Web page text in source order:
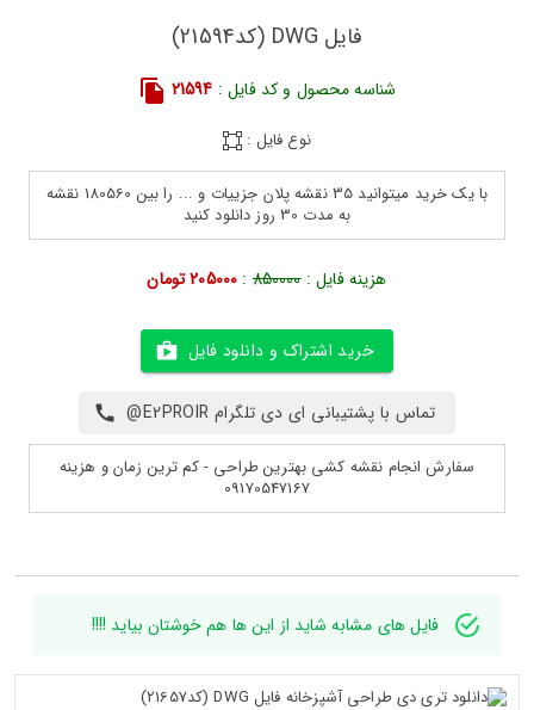
فایل DWG (کد21594)
شناسه محصول و کد فایل : 21594
نوع فایل :
با یک خرید میتوانید 35 نقشه پلان جزییات و ... را بین 180560 نقشه
به مدت 30 روز دانلود کنید
هزینه فایل :850000
: 205000 تومان
خرید اشتراک و دانلود فایل
تماس با پشتیبانی ای دی تلگرام E2PROIR@
سفارش انجام نقشه کشی بهترین طراحی - کم ترین زمان و هزینه
09170547167
فایل های مشابه شاید از این ها هم خوشتان بیاید !!!!